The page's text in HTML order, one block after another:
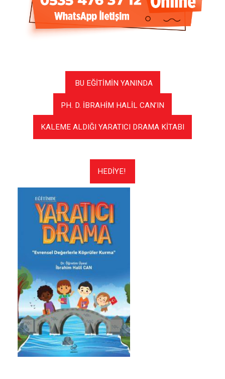
BU EĞİTİMİN YANINDA
PH. D. İBRAHİM HALİL CAN’IN
KALEME ALDIĞI YARATICI DRAMA KİTABI
HEDİYE!